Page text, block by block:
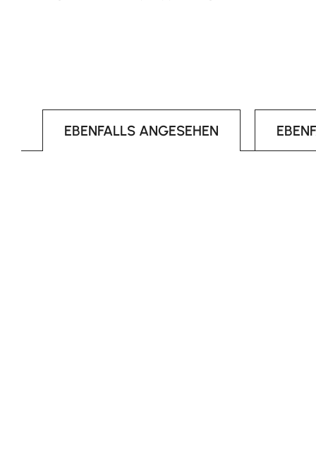
EBENFALLS ANGESEHEN